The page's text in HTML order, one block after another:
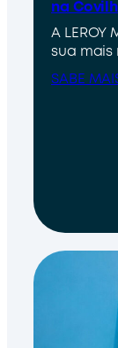
na
A LEROY
sua mais
SABE